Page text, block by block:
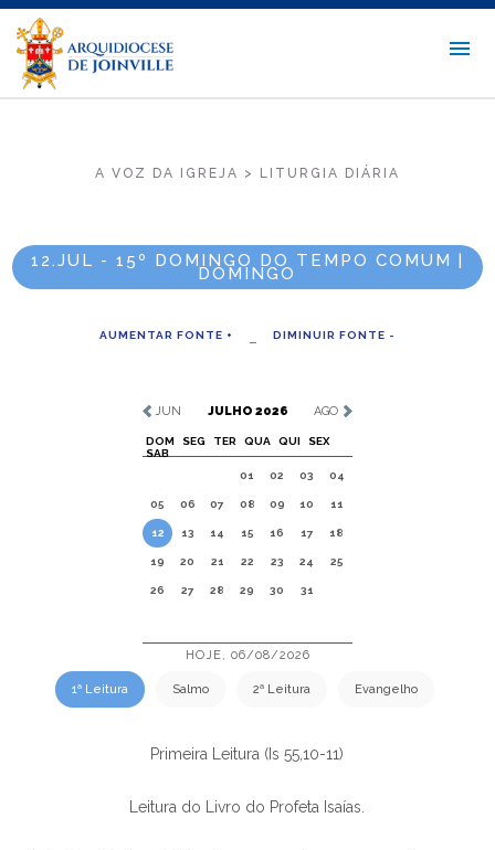
A VOZ DA IGREJA > LITURGIA DIÁRIA
12.JUL - 15º DOMINGO DO TEMPO COMUM |
DOMINGO
AUMENTAR FONTE + DIMINUIR FONTE -
JUN JULHO 2026 AGO
DOM SEG TER QUA QUI
SEX
SAB
01
02 03 04
05 06 07 08 09 10 11
12 13 14 15 16 17 18
19 20 21 22 23 24 25
26 27 28 29 30 31
HOJE, 06/08/2026
1ª Leitura Salmo 2ª Leitura Evangelho
Primeira Leitura (Is 55,10-11)
Leitura do Livro do Profeta Isaías.